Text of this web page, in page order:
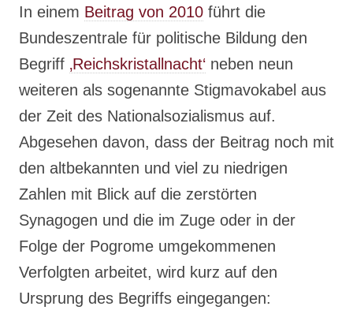
In einem Beitrag von 2010 führt die
Bundeszentrale für politische Bildung den
Begriff ‚Reichskristallnacht‘ neben neun
weiteren als sogenannte Stigmavokabel aus
der Zeit des Nationalsozialismus auf.
Abgesehen davon, dass der Beitrag noch mit
den altbekannten und viel zu niedrigen
Zahlen mit Blick auf die zerstörten
Synagogen und die im Zuge oder in der
Folge der Pogrome umgekommenen
Verfolgten arbeitet, wird kurz auf den
Ursprung des Begriffs eingegangen: